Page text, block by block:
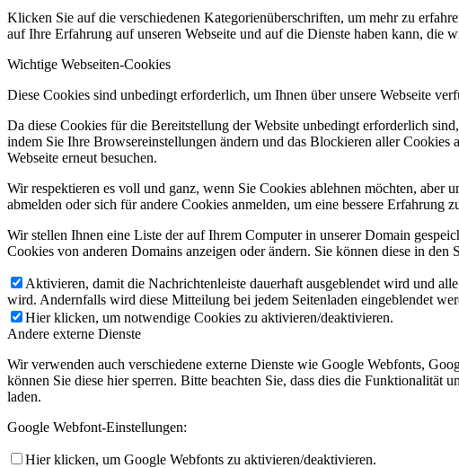
Klicken Sie auf die verschiedenen Kategorienüberschriften, um mehr zu
auf Ihre Erfahrung auf unseren Webseite und auf die Dienste haben kann, die
Wichtige Webseiten-Cookies
Diese Cookies sind unbedingt erforderlich, um Ihnen über unsere Webseite
Da diese Cookies für die Bereitstellung der Website unbedingt erforderlich
indem Sie Ihre Browsereinstellungen ändern und das Blockieren aller
Webseite erneut besuchen.
Wir respektieren es voll und ganz, wenn Sie Cookies ablehnen möchten, aber
abmelden oder sich für andere Cookies anmelden, um eine bessere
Wir stellen Ihnen eine Liste der auf Ihrem Computer in unserer Domain
Cookies von anderen Domains anzeigen oder ändern. Sie können diese in den
Aktivieren, damit die Nachrichtenleiste dauerhaft ausgeblendet wird und
wird. Andernfalls wird diese Mitteilung bei jedem Seitenladen eingeblendet
Hier klicken, um notwendige Cookies zu aktivieren/deaktivieren.
Andere externe Dienste
Wir verwenden auch verschiedene externe Dienste wie Google Webfonts,
können Sie diese hier sperren. Bitte beachten Sie, dass dies die Funktionalität
laden.
Google Webfont-Einstellungen:
Hier klicken, um Google Webfonts zu aktivieren/deaktivieren.